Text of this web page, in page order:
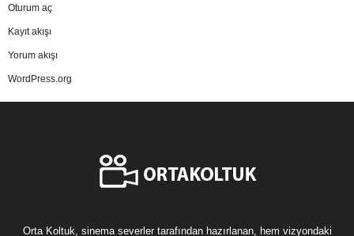
Oturum aç
Kayıt akışı
Yorum akışı
WordPress.org
Orta Koltuk, sinema severler tarafından hazırlanan, hem vizyondaki